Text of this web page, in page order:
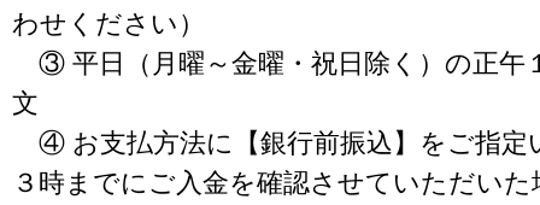
わせください）
③ 平日（月曜～金曜・祝日除く）の正午
文
④ お支払方法に【銀行前振込】をご指定
３時までにご入金を確認させていただいた